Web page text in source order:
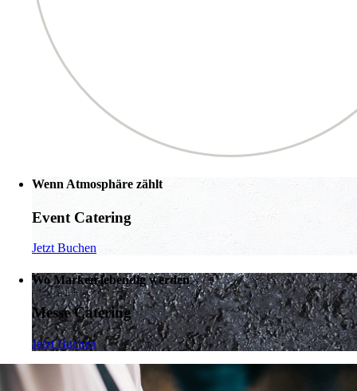
Wenn Atmosphäre zählt
Event Catering
Jetzt Buchen
Wo Marken lebendig werden
Messe Catering
Jetzt Buchen